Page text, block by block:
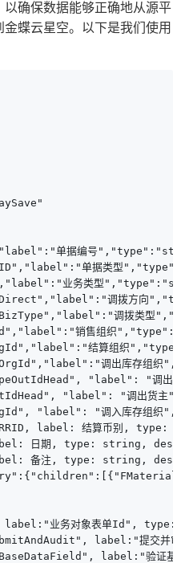
确保数据能够正确地从源平
蝶云星空。以下是我们使用
单据编号
单据类型
业务类型
调拨方向
调拨类型
销售组织
结算组织
调出库存组织
"label": "调出
"label": "调出货主
"label": "调入库存组织
label: 结算币别, type:
日期, type: string,
备注, type: string,
业务对象表单Id",
label:"提交并
label:"验证基础